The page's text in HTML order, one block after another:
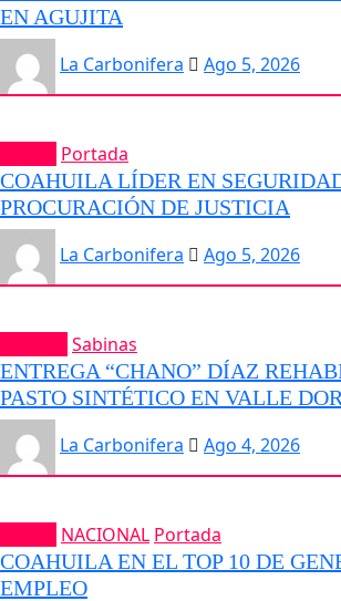
EN AGUJITA
La Carbonifera
Ago 5, 2026
Portada
COAHUILA LÍDER EN
PROCURACIÓN DE JUSTICIA
La Carbonifera
Ago 5, 2026
Sabinas
ENTREGA “CHANO” DÍAZ
PASTO SINTÉTICO EN VALLE
La Carbonifera
Ago 4, 2026
NACIONAL Portada
COAHUILA EN EL TOP 10 DE
EMPLEO